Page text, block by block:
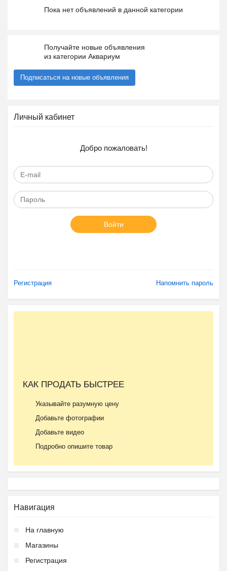
Пока нет объявлений в данной категории
Получайте новые объявления
из категории Аквариум
Подписаться на новые объявления
Личный кабинет
Добро пожаловать!
Войти
Регистрация Напомнить пароль
КАК ПРОДАТЬ БЫСТРЕЕ
Указывайте разумную цену
Добавьте фотографии
Добавьте видео
Подробно опишите товар
Навигация
На главную
Магазины
Регистрация